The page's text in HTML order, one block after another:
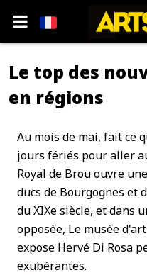
Le top des
en régions
Au mois de mai, fait ce
jours fériés pour aller
Royal de Brou ouvre
ducs de Bourgognes et
du XIXe siècle, et dans
opposée, Le musée
expose Hervé Di Rosa
exubérantes.